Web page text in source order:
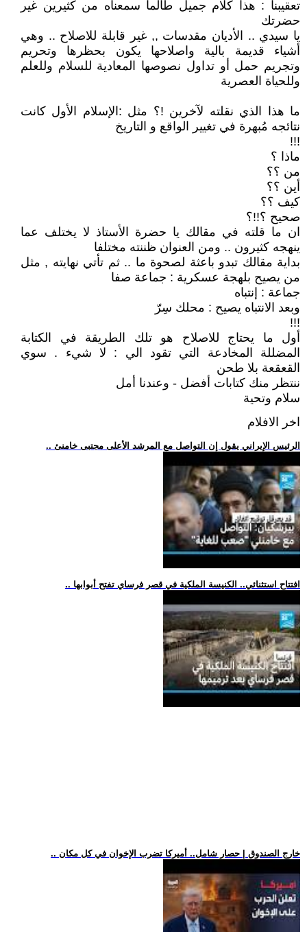
تعقيبنا : هذا كلام جميل طالما سمعناه من كثيرين غير
حضرتك
يا سيدي .. الأديان مقدسات ,, غير قابلة للاصلاح .. وهي
أشياء قديمة بالية واصلاحها يكون بحظرها وتحريم
وتجريم حمل أو تداول نصوصها المعادية للسلام وللعلم
وللحياة العصرية
ما هذا الذي نقلته لآخرين !؟ مثل :الإسلام الأول كانت
نتائجه مُبهرة في تغيير الواقع و التاريخ
!!!
ماذا ؟
من ؟؟
أين ؟؟
كيف ؟؟
صحيح ؟!!؟
ان ما قلته في مقالك يا حضرة الأستاذ لا يختلف عما
ينهجه كثيرون .. ومن العنوان ظننته مختلفا
بداية مقالك تبدو باعثة لصحوة ما .. ثم تأتي نهايته , مثل
من يصيح بلهجة عسكرية : جماعة صفا
جماعة : إنتباه
وبعد الانتباه يصيح : محلك سِرّ
!!!
أول ما يحتاج للاصلاح هو تلك الطريقة في الكتابة
المضللة المخادعة التي تقود الي : لا شيء . سوي
القعقعة بلا طحن
ننتظر منك كتابات أفضل - وعندنا أمل
سلام وتحية
اخر الافلام
.. الرئيس الإيراني يقول إن التواصل مع المرشد الأعلى مجتبى خامنئ
.. افتتاح استثنائي.. الكنيسة الملكية في قصر فرساي تفتح أبوابها
.. خارج الصندوق | حصار شامل.. أميركا تضرب الإخوان في كل مكان